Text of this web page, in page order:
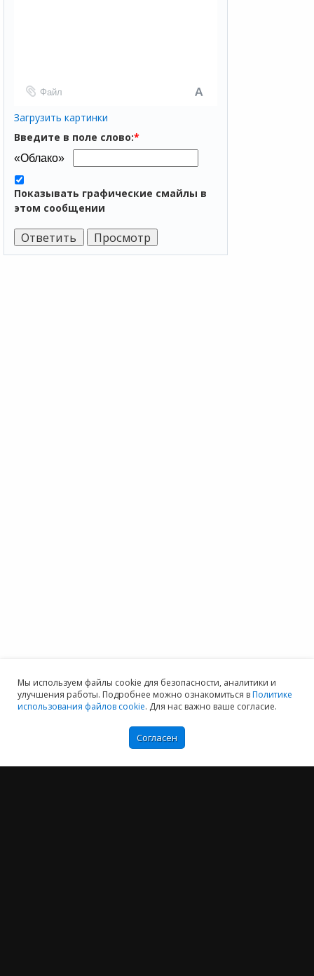
Файл
Загрузить картинки
Введите в поле слово:*
Показывать графические смайлы в
этом сообщении
Мы используем файлы cookie для безопасности, аналитики и
улучшения работы. Подробнее можно ознакомиться вПолитике
использования файлов cookie. Для нас важно ваше согласие.
Согласен